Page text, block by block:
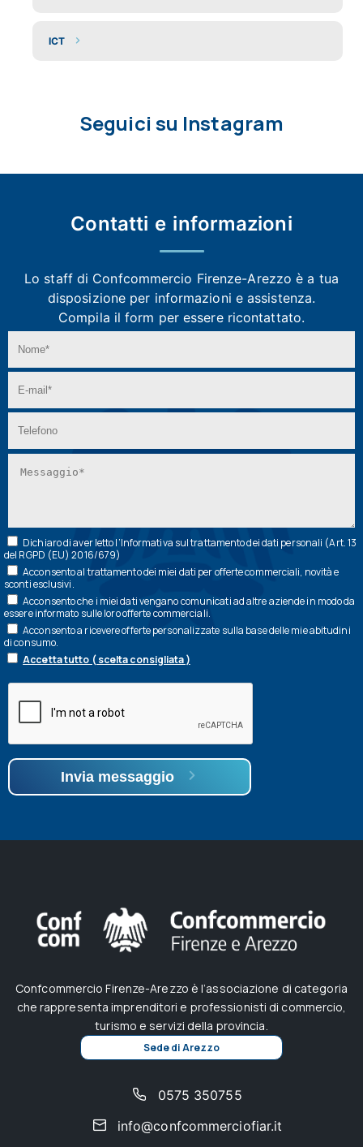
ICT
Seguici su Instagram
Contatti e informazioni
Lo staff di Confcommercio Firenze-Arezzoè a tua
disposizione per informazioni e assistenza.
Compila il form per essere ricontattato.
Dichiaro di aver letto l’Informativa sul trattamento dei dati personali (Art. 13
del RGPD (EU) 2016/679)
Acconsento al trattamento dei miei dati per offerte commerciali, novità e
sconti esclusivi.
Acconsento che i miei dati vengano comunicati ad altre aziende in modo da
essere informato sulle loro offerte commerciali.
Acconsento a ricevere offerte personalizzate sulla base delle mie abitudini
di consumo.
Accetta tutto ( scelta consigliata )
Invia messaggio
Confcommercio Firenze-Arezzo è l’associazione di categoria
che rappresenta imprenditori e professionisti di commercio,
turismo e servizi della provincia.
Sede di Arezzo
0575 350755
info@confcommerciofiar.it